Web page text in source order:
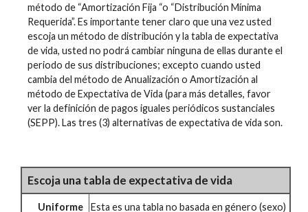
método de “Amortización Fija “o “Distribución Mínima
Requerida”. Es importante tener claro que una vez usted
escoja un método de distribución y la tabla de expectativa
de vida, usted no podrá cambiar ninguna de ellas durante el
periodo de sus distribuciones; excepto cuando usted
cambia del método de Anualización o Amortización al
método de Expectativa de Vida (para más detalles, favor
ver la definición de pagos iguales periódicos sustanciales
(SEPP). Las tres (3) alternativas de expectativa de vida son.
Escoja una tabla de expectativa de vida
Uniforme
Esta es una tabla no basada en género (sexo)